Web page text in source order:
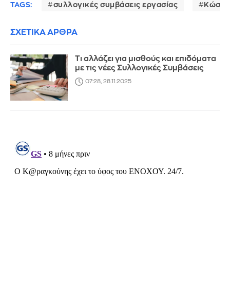
TAGS: συλλογικές συμβάσεις εργασίας
ΣΧΕΤΙΚΑ ΑΡΘΡΑ
Τι αλλάζει για μισθούς και επιδόματα
με τις νέες Συλλογικές Συμβάσεις
07:28, 28.11.2025